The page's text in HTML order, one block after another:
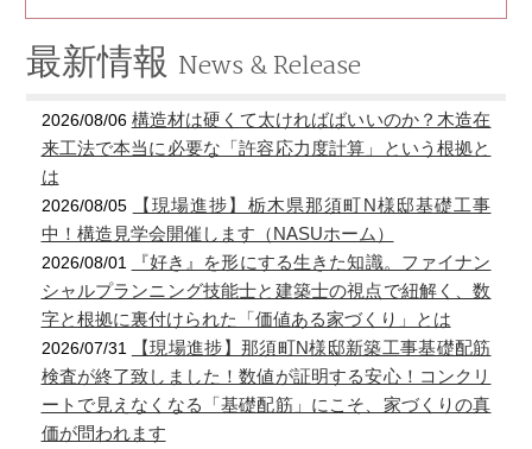
最新情報 News & Release
2026/08/06 構造材は硬くて太ければばいいのか？木造在
来工法で本当に必要な「許容応力度計算」という根拠と
は
2026/08/05
【現場進捗】栃木県那須町N様邸基礎工事
中！構造見学会開催します（NASUホーム）
2026/08/01
『好き』を形にする生きた知識。ファイナン
シャルプランニング技能士と建築士の視点で紐解く、数
字と根拠に裏付けられた「価値ある家づくり」とは
2026/07/31
【現場進捗】那須町N様邸新築工事基礎配筋
検査が終了致しました！数値が証明する安心！コンクリ
ートで見えなくなる「基礎配筋」にこそ、家づくりの真
価が問われます